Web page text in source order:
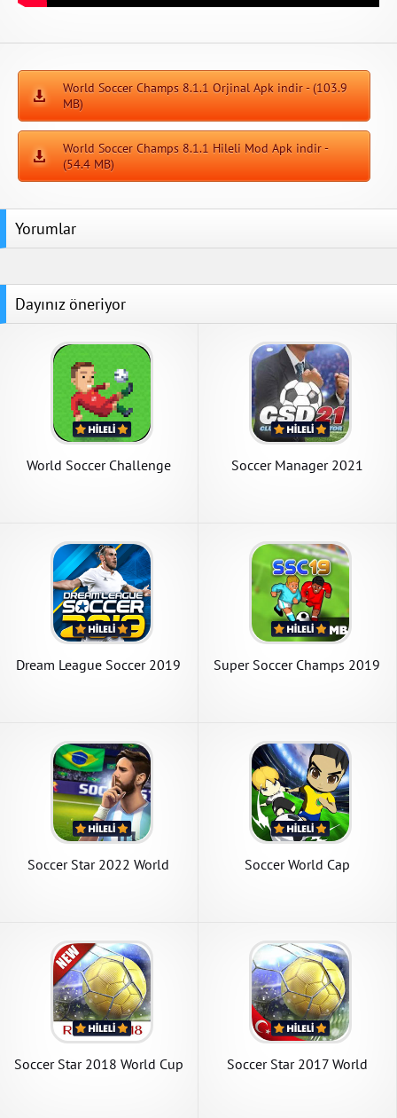
World Soccer Champs 8.1.1 Orjinal Apk indir - (103.9
MB)
World Soccer Champs 8.1.1 Hileli Mod Apk indir -
(54.4 MB)
Yorumlar
Dayınız öneriyor
World Soccer Challenge Soccer Manager 2021
Dream League Soccer 2019 Super Soccer Champs 2019
Soccer Star 2022 World
Soccer World Cap
Soccer Star 2018 World Cup
Soccer Star 2017 World